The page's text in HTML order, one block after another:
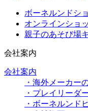
ボーネルンドシ
オンラインショ
親子のあそび場
会社案内
会社案内
・海外メーカー
・プレイリーダ
・ボーネルンド